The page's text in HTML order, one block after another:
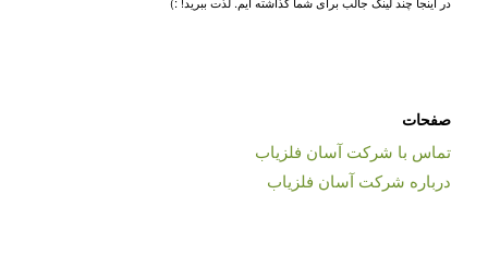
صفحات
تماس با شرکت آسان فلزیاب
درباره شرکت آسان فلزیاب